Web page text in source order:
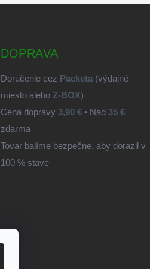
DOPRAVA
Doručenie cez Packeta(výdajné
miesto alebo Z-BOX)
Cena dopravy 3,90 €• Nad 35 €
zdarma
Tovar balíme bezpečne, aby dorazil v
100 % stave